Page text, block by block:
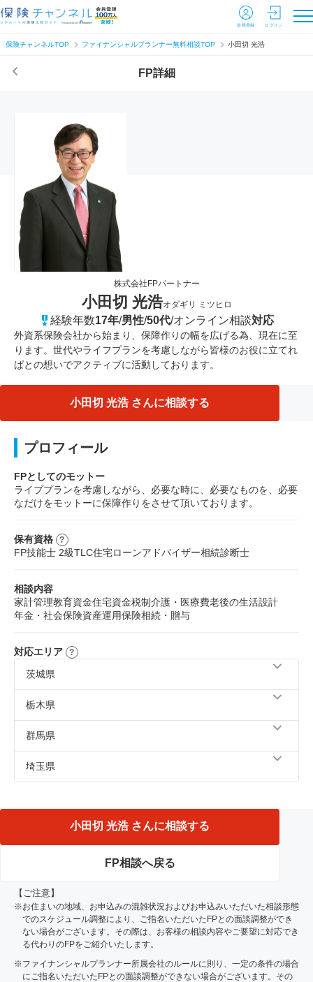
会員登録 ログイン
保険チャンネルTOP ファイナンシャルプランナー無料相談TOP 小田切 光浩
FP詳細
株式会社FPパートナー
小田切 光浩オダギリ ミツヒロ
経験年数17年/男性/50代/オンライン相談対応
外資系保険会社から始まり、保障作りの幅を広げる為、現在に至
ります。世代やライフプランを考慮しながら皆様のお役に立てれ
ばとの想いでアクティブに活動しております。
小田切 光浩 さんに相談する
プロフィール
FPとしてのモットー
ライププランを考慮しながら、必要な時に、必要なものを、必要
なだけをモットーに保障作りをさせて頂いております。
保有資格
FP技能士 2級TLC住宅ローンアドバイザー相続診断士
相談内容
家計管理教育資金住宅資金税制介護・医療費老後の生活設計
年金・社会保険資産運用保険相続・贈与
対応エリア
茨城県
古河市、結城市、下妻市、常総市、つくば市、守谷市、筑
西市、坂東市、桜川市、猿島郡、結城郡、つくばみらい市
栃木県
栃木市、下野市、下都賀郡、河内郡、佐野市、小山市、真
岡市、足利市、鹿沼市、宇都宮市
群馬県
館林市、邑楽郡
埼玉県
比企郡、久喜市、蓮田市、羽生市
小田切 光浩 さんに相談する
FP相談へ戻る
【ご注意】
※お住まいの地域、お申込みの混雑状況およびお申込みいただいた相談形態
でのスケジュール調整により、ご指名いただいたFPとの面談調整ができ
ない場合がございます。その際は、お客様の相談内容やご要望に対応でき
る代わりのFPをご紹介いたします。
※ファイナンシャルプランナー所属会社のルールに則り、一定の条件の場合
にご指名いただいたFPとの面談調整ができない場合がございます。その